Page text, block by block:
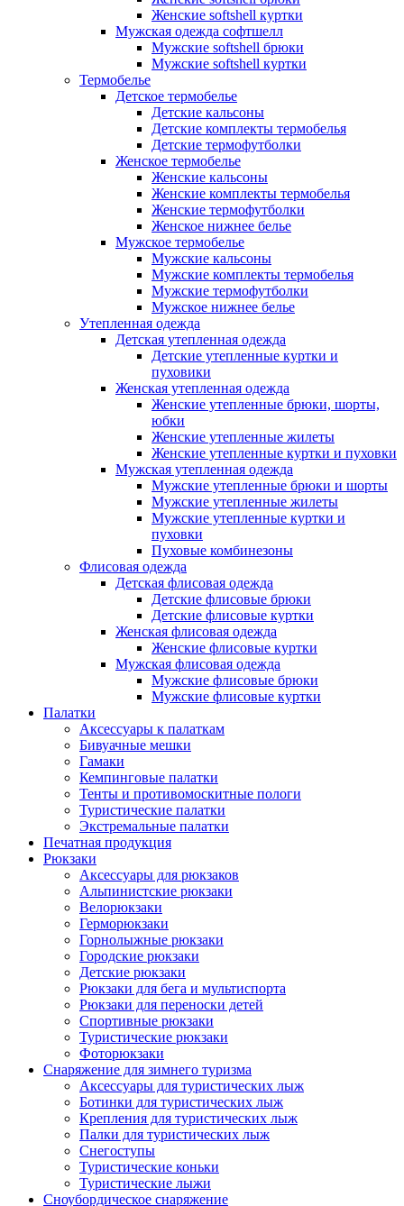
Женские softshell куртки
Мужская одежда софтшелл
Мужские softshell брюки
Мужские softshell куртки
Термобелье
Детское термобелье
Детские кальсоны
Детские комплекты термобелья
Детские термофутболки
Женское термобелье
Женские кальсоны
Женские комплекты термобелья
Женские термофутболки
Женское нижнее белье
Мужское термобелье
Мужские кальсоны
Мужские комплекты термобелья
Мужские термофутболки
Мужское нижнее белье
Утепленная одежда
Детская утепленная одежда
Детские утепленные куртки и
пуховики
Женская утепленная одежда
Женские утепленные брюки, шорты,
юбки
Женские утепленные жилеты
Женские утепленные куртки и пуховки
Мужская утепленная одежда
Мужские утепленные брюки и шорты
Мужские утепленные жилеты
Мужские утепленные куртки и
пуховки
Пуховые комбинезоны
Флисовая одежда
Детская флисовая одежда
Детские флисовые брюки
Детские флисовые куртки
Женская флисовая одежда
Женские флисовые куртки
Мужская флисовая одежда
Мужские флисовые брюки
Мужские флисовые куртки
Палатки
Аксессуары к палаткам
Бивуачные мешки
Гамаки
Кемпинговые палатки
Тенты и противомоскитные пологи
Туристические палатки
Экстремальные палатки
Печатная продукция
Рюкзаки
Аксессуары для рюкзаков
Альпинистские рюкзаки
Велорюкзаки
Герморюкзаки
Горнолыжные рюкзаки
Городские рюкзаки
Детские рюкзаки
Рюкзаки для бега и мультиспорта
Рюкзаки для переноски детей
Спортивные рюкзаки
Туристические рюкзаки
Фоторюкзаки
Снаряжение для зимнего туризма
Аксессуары для туристических лыж
Ботинки для туристических лыж
Крепления для туристических лыж
Палки для туристических лыж
Снегоступы
Туристические коньки
Туристические лыжи
Сноубордическое снаряжение